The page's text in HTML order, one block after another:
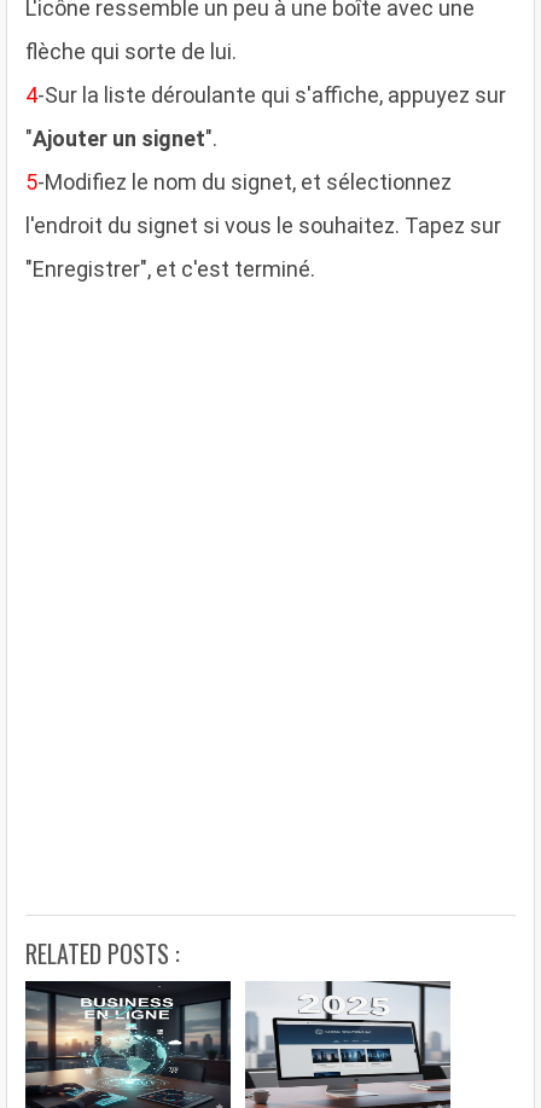
L'icône ressemble un peu à une boîte avec une
flèche qui sorte de lui.
4-Sur la liste déroulante qui s'affiche, appuyez sur
"Ajouter un signet".
5-Modifiez le nom du signet, et sélectionnez
l'endroit du signet si vous le souhaitez. Tapez sur
"Enregistrer", et c'est terminé.
RELATED POSTS :